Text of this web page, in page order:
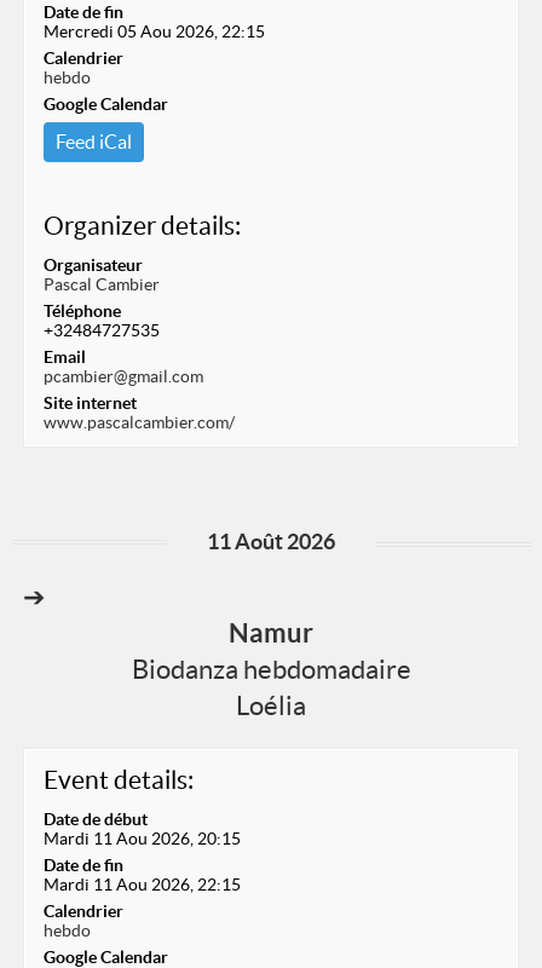
Date de fin
Mercredi 05 Aou 2026, 22:15
Calendrier
hebdo
Google Calendar
Feed iCal
Organizer details:
Organisateur
Pascal Cambier
Téléphone
+32484727535
Email
pcambier@gmail.com
Site internet
www.pascalcambier.com/
11 Août 2026
➔
Namur
Biodanza hebdomadaire
Loélia
Event details:
Date de début
Mardi 11 Aou 2026, 20:15
Date de fin
Mardi 11 Aou 2026, 22:15
Calendrier
hebdo
Google Calendar